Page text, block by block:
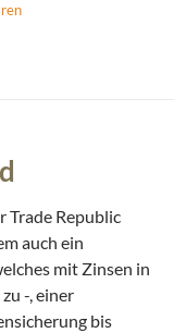
Trade Republic
auch ein
mit Zinsen in
-, einer
bis